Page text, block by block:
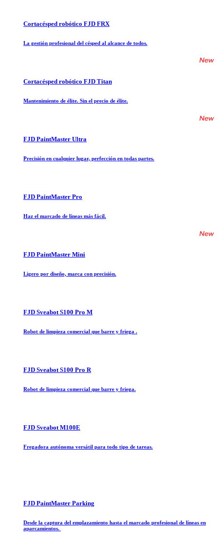
Cortacésped robótico FJD FRX
La gestión profesional del césped al alcance de todos.
Cortacésped robótico FJD Titan
Mantenimiento de élite. Sin el precio de élite.
FJD PaintMaster Ultra
Precisión en cualquier lugar, perfección en todas partes.
FJD PaintMaster Pro
Haz el marcado de líneas más fácil.
FJD PaintMaster Mini
Ligero por diseño, marca con precisión.
FJD Sveabot S100 Pro M
Robot de limpieza comercial que barre y friega .
FJD Sveabot S100 Pro R
Robot de limpieza comercial que barre y friega.
FJD Sveabot M100E
Fregadora autónoma versátil para todo tipo de tareas.
FJD PaintMaster Parking
Desde la captura del emplazamiento hasta el marcado profesional de líneas en
aparcamientos.